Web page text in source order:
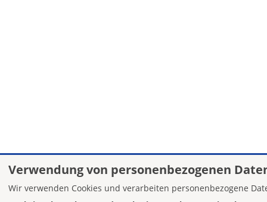
Verwendung von personenbezogenen
Wir verwenden Cookies und verarbeiten personenbezogene